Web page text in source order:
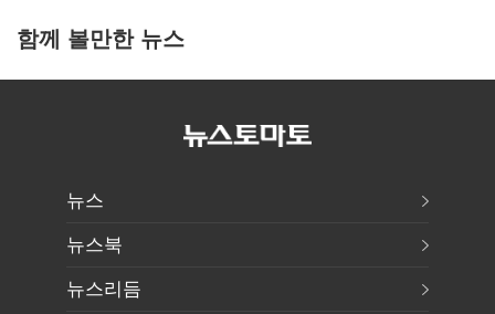
함께 볼만한 뉴스
뉴스
뉴스북
뉴스리듬